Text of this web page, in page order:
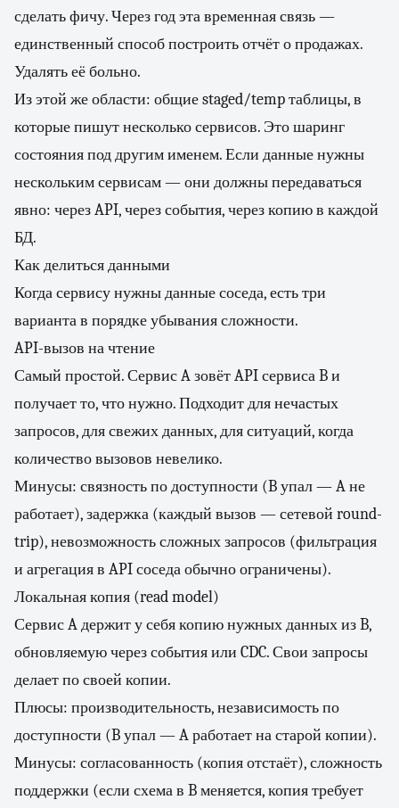
сделать фичу. Через год эта временная связь —
единственный способ построить отчёт о продажах.
Удалять её больно.
Из этой же области: общие staged/temp таблицы, в
которые пишут несколько сервисов. Это шаринг
состояния под другим именем. Если данные нужны
нескольким сервисам — они должны передаваться
явно: через API, через события, через копию в каждой
БД.
Как делиться данными
Когда сервису нужны данные соседа, есть три
варианта в порядке убывания сложности.
API-вызов на чтение
Самый простой. Сервис A зовёт API сервиса B и
получает то, что нужно. Подходит для нечастых
запросов, для свежих данных, для ситуаций, когда
количество вызовов невелико.
Минусы: связность по доступности (B упал — A не
работает), задержка (каждый вызов — сетевой round-
trip), невозможность сложных запросов (фильтрация
и агрегация в API соседа обычно ограничены).
Локальная копия (read model)
Сервис A держит у себя копию нужных данных из B,
обновляемую через события или CDC. Свои запросы
делает по своей копии.
Плюсы: производительность, независимость по
доступности (B упал — A работает на старой копии).
Минусы: согласованность (копия отстаёт), сложность
поддержки (если схема в B меняется, копия требует